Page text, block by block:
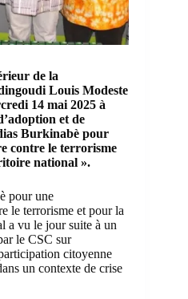
de la
Louis Modeste
14 mai 2025 à
et de
Burkinabè pour
contre le terrorisme
national ».
pour une
le terrorisme et pour la
a vu le jour suite à un
le CSC sur
citoyenne
un contexte de crise